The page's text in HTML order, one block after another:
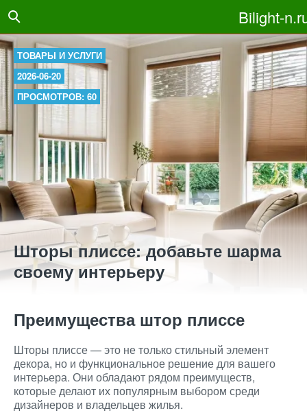
Bilight-
ТОВАРЫ И УСЛУГИ
2026-06-20
ПРОСМОТРОВ: 60
Шторы плиссе: добавьте шарма
своему интерьеру
Преимущества штор плиссе
Шторы плиссе — это не только стильный элемент
декора, но и функциональное решение для вашего
интерьера. Они обладают рядом преимуществ,
которые делают их популярным выбором среди
дизайнеров и владельцев жилья.